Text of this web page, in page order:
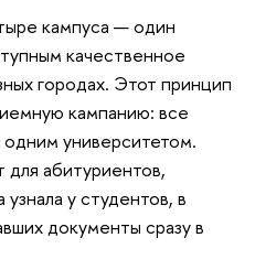
кампуса — один
качественное
городах. Этот принцип
кампанию: все
университетом.
абитуриентов,
у студентов, в
документы сразу в